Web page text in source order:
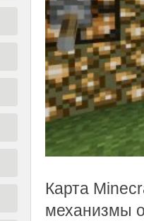
Карта
механизмы